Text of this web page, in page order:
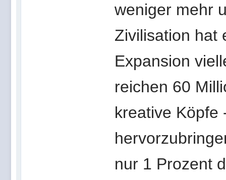
weniger mehr
Zivilisation hat
Expansion
reichen 60
kreative Köpfe
nur 1 Prozent